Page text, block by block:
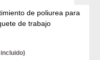
de poliurea para
de trabajo
incluido)